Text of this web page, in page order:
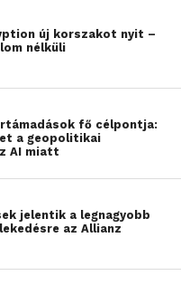
új korszakot nyit –
nélküli
fő célpontja:
a geopolitikai
AI miatt
jelentik a legnagyobb
az Allianz